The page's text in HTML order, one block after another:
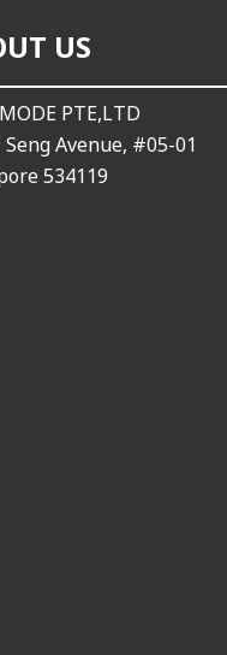
US
PTE,LTD
Seng Avenue, #05-01
534119